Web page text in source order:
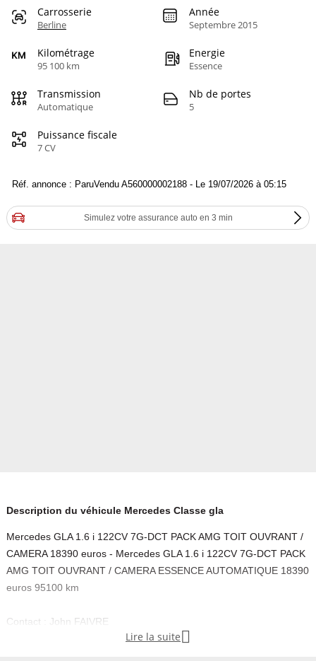
Carrosserie
Berline
Année
Septembre 2015
Kilométrage
95 100 km
Energie
Essence
Transmission
Automatique
Nb de portes
5
Puissance fiscale
7 CV
Réf. annonce : ParuVendu A560000002188 - Le 19/07/2026 à 05:15
Simulez votre assurance auto en 3 min
Description du véhicule Mercedes Classe gla
Mercedes GLA 1.6 i 122CV 7G-DCT PACK AMG TOIT OUVRANT /
CAMERA 18390 euros - Mercedes GLA 1.6 i 122CV 7G-DCT PACK
AMG TOIT OUVRANT / CAMERA ESSENCE AUTOMATIQUE 18390
euros 95100 km
Contact : John FAIVRE
Lire la suite 